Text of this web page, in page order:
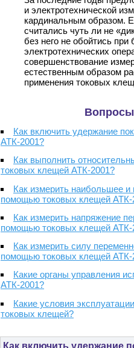
и электротехнической
кардинальным образом.
считались чуть ли не
без него не обойтись
электротехнических
совершенствование
естественным образом
применения токовых
Как включить удержание
АТК-2001?
Как выполнить
токовых клещей АТК-2001?
Как измерить наибольшее
помощью токовых клещей АТК-
Как измерить напряжение
помощью токовых клещей АТК-
Как измерить силу
помощью токовых клещей АТК-
Какие органы управления
АТК-2001?
Какие условия
токовых клещей?
Как включить удержание